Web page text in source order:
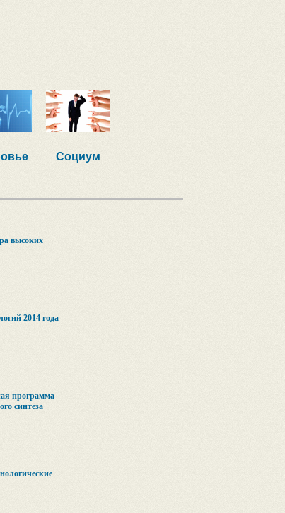
Социум
высоких
2014 года
программа
синтеза